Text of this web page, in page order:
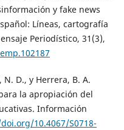
y fake news
Líneas, cartografía
Periodístico, 31(3),
N. D., y Herrera, B. A.
la apropiación del
Información
10.4067/S0718-